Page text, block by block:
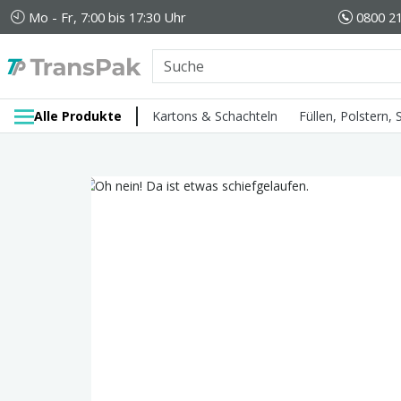
Mo - Fr, 7:00 bis 17:30 Uhr 0800
Alle Produkte Kartons & Schachteln Füllen, Polstern,